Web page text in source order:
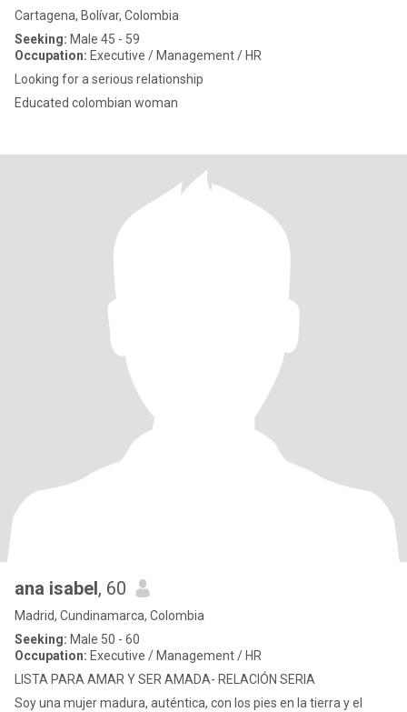
Cartagena, Bolívar, Colombia
Seeking: Male 45 - 59
Occupation: Executive / Management / HR
Looking for a serious relationship
Educated colombian woman
ana isabel, 60
Madrid, Cundinamarca, Colombia
Seeking: Male 50 - 60
Occupation: Executive / Management / HR
LISTA PARA AMAR Y SER AMADA- RELACIÓN SERIA
Soy una mujer madura, auténtica, con los pies en la tierra y el